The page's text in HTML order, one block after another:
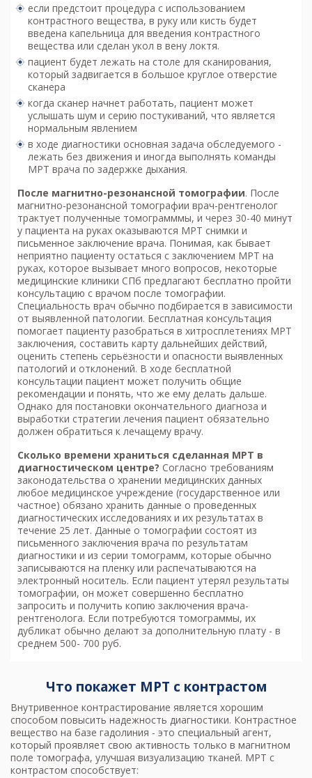
если предстоит процедура с использованием
контрастного вещества, в руку или кисть будет
введена капельница для введения контрастного
вещества или сделан укол в вену локтя.
пациент будет лежать на столе для сканирования,
который задвигается в большое круглое отверстие
сканера
когда сканер начнет работать, пациент может
услышать шум и серию постукиваний, что является
нормальным явлением
в ходе диагностики основная задача обследуемого -
лежать без движения и иногда выполнять команды
МРТ врача по задержке дыхания.
После магнитно-резонансной томографии. После
магнитно-резонансной томографии врач-рентгенолог
трактует полученные томограмммы, и через 30-40 минут
у пациента на руках оказываются МРТ снимки и
письменное заключение врача. Понимая, как бывает
неприятно пациенту остаться с заключением МРТ на
руках, которое вызывает много вопросов, некоторые
медицинские клиники СПб предлагают бесплатно пройти
консультацию с врачом после томографии.
Специальность врач обычно подбирается в зависимости
от выявленной патологии. Бесплатная консультация
помогает пациенту разобраться в хитросплетениях МРТ
заключения, составить карту дальнейших действий,
оценить степень серьёзности и опасности выявленных
патологий и отклонений. В ходе бесплатной
консультации пациент может получить общие
рекомендации и понять, что же ему делать дальше.
Однако для постановки окончательного диагноза и
выработки стратегии лечения пациент обязательно
должен обратиться к лечащему врачу.
Сколько времени храниться сделанная МРТ в
диагностическом центре? Согласно требованиям
законодательства о хранении медицинских данных
любое медицинское учреждение (государственное или
частное) обязано хранить данные о проведенных
диагностических исследованиях и их результатах в
течение 25 лет. Данные о томографии состоят из
письменного заключения врача по результатам
диагностики и из серии томограмм, которые обычно
записываются на пленку или распечатываются на
электронный носитель. Если пациент утерял результаты
томографии, он может совершенно бесплатно
запросить и получить копию заключения врача-
рентгенолога. Если потребуются томограммы, их
дубликат обычно делают за дополнительную плату - в
среднем 500- 700 руб.
Что покажет МРТ с контрастом
Внутривенное контрастирование является хорошим
способом повысить надежность диагностики. Контрастное
вещество на базе гадолиния - это специальный агент,
который проявляет свою активность только в магнитном
поле томографа, улучшая визуализацию тканей. МРТ с
контрастом способствует: